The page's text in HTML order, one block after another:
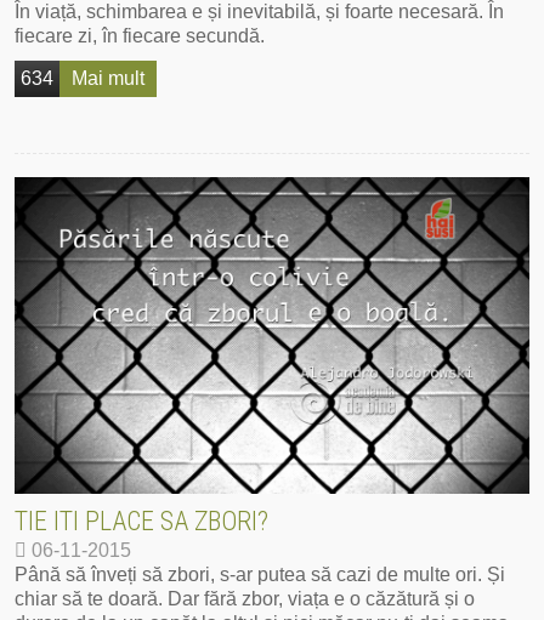
În viață, schimbarea e și inevitabilă, și foarte necesară. În
fiecare zi, în fiecare secundă.
Mai mult
634
TIE ITI PLACE SA ZBORI?
06-11-2015
Până să înveți să zbori, s-ar putea să cazi de multe ori. Și
chiar să te doară. Dar fără zbor, viața e o căzătură și o